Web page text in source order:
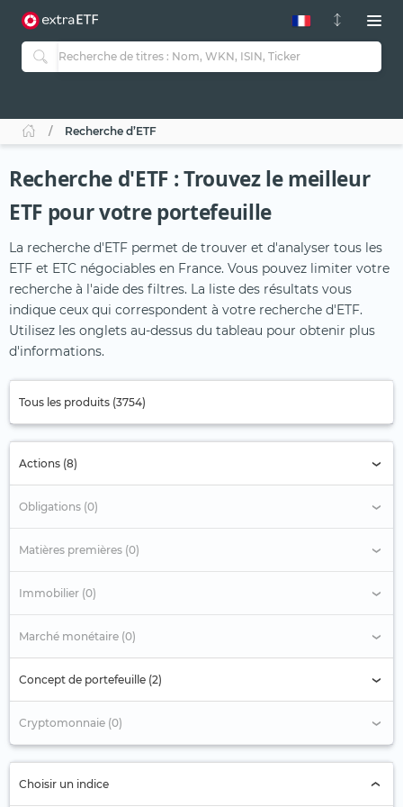
Recherche d’ETF
Recherche d'ETF : Trouvez le meilleur
ETF pour votre portefeuille
La recherche d'ETF permet de trouver et d'analyser tous les
ETF et ETC négociables en France. Vous pouvez limiter votre
recherche à l'aide des filtres. La liste des résultats vous
indique ceux qui correspondent à votre recherche d'ETF.
Utilisez les onglets au-dessus du tableau pour obtenir plus
d'informations.
Tous les produits (3754)
Actions (8)
Obligations (0)
Matières premières (0)
Immobilier (0)
Marché monétaire (0)
Concept de portefeuille (2)
Cryptomonnaie (0)
Choisir un indice